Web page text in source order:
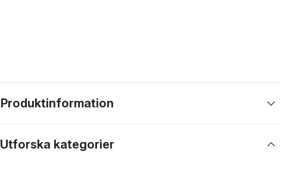
Produktinformation
Utforska kategorier